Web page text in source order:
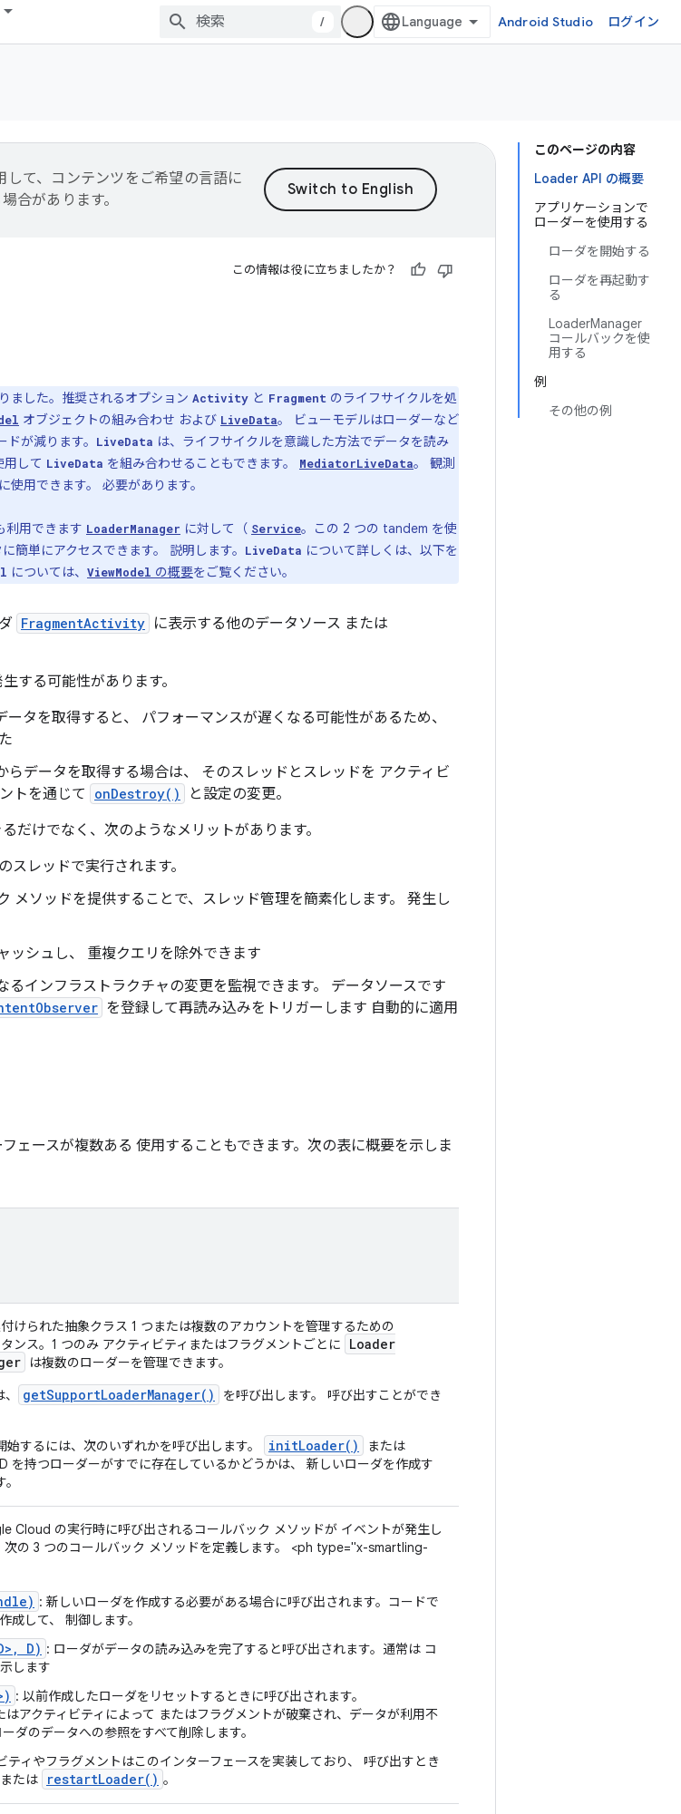
/ Android Studio ログイン
このページの内容
Loader API の概要
アプリケーションで
ローダーを使用する
ローダを開始する
ローダを再起動す
る
LoaderManager
コールバックを使
用する
例
その他の例
て、コンテンツをご希望の言語に
合があります。
この情報は役に立ちましたか？
ました。推奨されるオプション Activity と Fragment のライフサイクルを処
オブジェクトの組み合わせ および LiveData。 ビューモデルはローダーなど
が減ります。
LiveData は、ライフサイクルを意識した方法でデータを読み
して LiveData を組み合わせることもできます。 MediatorLiveData。 観測
使用できます。 必要があります。
利用できます LoaderManager に対して（ Service。この 2 つの tandem を使
簡単にアクセスできます。 説明します。
LiveData について詳しくは、以下を
については、 ViewModel の概要をご覧ください。
FragmentActivity に表示する他のデータソース または
する可能性があります。
タを取得すると、 パフォーマンスが遅くなる可能性があるため、
らデータを取得する場合は、 そのスレッドとスレッドを アクティビ
トを通じて
onDestroy()
と設定の変更。
だけでなく、次のようなメリットがあります。
レッドで実行されます。
メソッドを提供することで、スレッド管理を簡素化します。 発生し
ッシュし、 重複クエリを除外できます
るインフラストラクチャの変更を監視できます。 データソースです
を登録して再読み込みをトリガーします 自動的に適用
ェースが複数ある 使用することもできます。次の表に概要を示しま
けられた抽象クラス 1 つまたは複数のアカウントを管理するための
ンス。1 つのみ アクティビティまたはフラグメントごとに
Loader
は複数のローダーを管理できます。
getSupportLoaderManager()
を呼び出します。 呼び出すことができ
するには、次のいずれかを呼び出します。
initLoader() または
を持つローダーがすでに存在しているかどうかは、 新しいローダを作成す
Cloud の実行時に呼び出されるコールバック メソッドが イベントが発生し
次の 3 つのコールバック メソッドを定義します。 <ph type="x-smartling-
: 新しいローダを作成する必要がある場合に呼び出されます。コードで
成して、 制御します。
D) : ローダがデータの読み込みを完了すると呼び出されます。通常は コ
します
: 以前作成したローダをリセットするときに呼び出されます。
はアクティビティによって またはフラグメントが破棄され、データが利用不
ダのデータへの参照をすべて削除します。
ティやフラグメントはこのインターフェースを実装しており、 呼び出すとき
または restartLoader( ) 。